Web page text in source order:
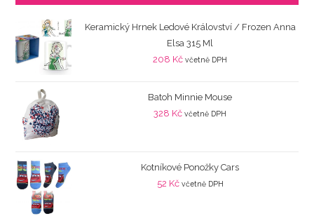
Keramický Hrnek Ledové Království / Frozen Anna
Elsa 315 Ml
208 Kč včetně DPH
Batoh Minnie Mouse
328 Kč včetně DPH
Kotníkové Ponožky Cars
52 Kč včetně DPH